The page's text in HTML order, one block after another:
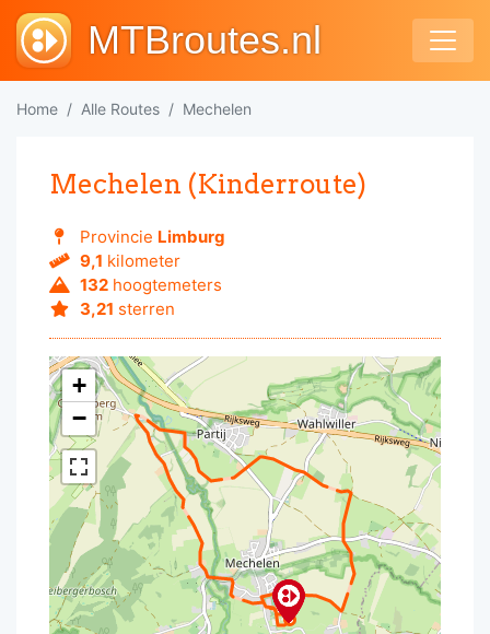
MTBroutes.nl
Home Alle Routes Mechelen
Mechelen (Kinderroute)
Provincie Limburg
9,1 kilometer
132hoogtemeters
3,21 sterren
+
−